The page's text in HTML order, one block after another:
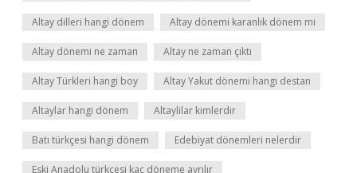
Altay dilleri hangi dönem Altay dönemi karanlık dönem mi
Altay dönemi ne zaman Altay ne zaman çıktı
Altay Türkleri hangi boy Altay Yakut dönemi hangi destan
Altaylar hangi dönem Altaylilar kimlerdir
Batı türkçesi hangi dönem Edebiyat dönemleri nelerdir
Eski Anadolu türkçesi kaç döneme ayrılır